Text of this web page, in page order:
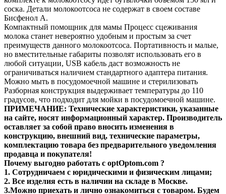
соска. Детали молокоотсоса не содержат в своем составе
Бисфенол А.
Компактный помощник для мамы Процесс сцеживания
молока станет невероятно удобным и простым за счет
преимуществ данного молокоотсоса. Портативность и малые,
но вместительные габариты позволят использовать его в
любой ситуации, USB кабель даст возможность не
ограничиваться наличием стандартного адаптера питания.
Можно мыть в посудомоечной машине и стерилизовать
Разборная конструкция выдерживает температуры до 110
градусов, что подходит для мойки в посудомоечной машине.
ПРИМЕЧАНИЕ: Технические характеристики, указанные
на сайте, носят информационный характер. Производитель
оставляет за собой право вносить изменения в
конструкцию, внешний вид, технические параметры,
комплектацию товара без предварительного уведомления
продавца и покупателя!
Почему выгодно работать с optOptom.com ?
1. Сотрудничаем с юридическими и физическим лицами;
2. Все изделия есть в наличии на складе в Москве.
3.Можно приехать и лично ознакомиться с товаром. Будем